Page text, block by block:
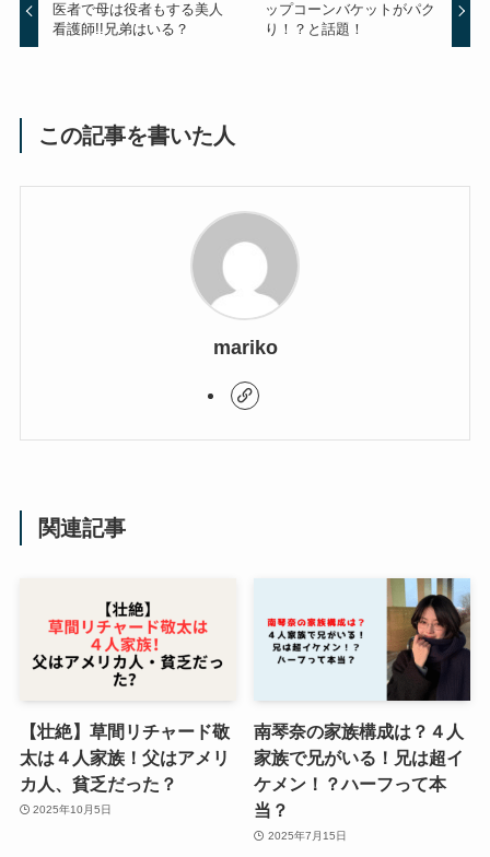
医者で母は役者もする美人
看護師!!兄弟はいる？
ップコーンバケットがパク
り！？と話題！
この記事を書いた人
mariko
関連記事
【壮絶】草間リチャード敬
太は４人家族！父はアメリ
カ人、貧乏だった？
2025年10月5日
南琴奈の家族構成は？４人
家族で兄がいる！兄は超イ
ケメン！？ハーフって本
当？
2025年7月15日